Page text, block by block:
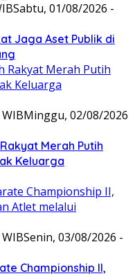
Sabtu, 01/08/2026 -
Jaga Aset Publik di
Minggu, 02/08/2026
Merah Putih
Keluarga
Senin, 03/08/2026 -
Championship II,